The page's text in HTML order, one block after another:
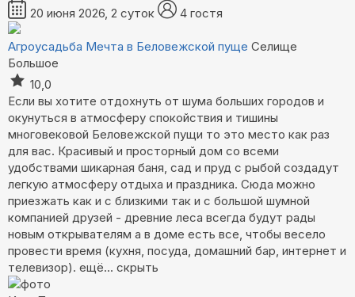
20 июня 2026, 2 суток
4 гостя
Агроусадьба Мечта в Беловежской пуще Селище
Большое
10,0
Если вы хотите отдохнуть от шума больших городов и
окунуться в атмосферу спокойствия и тишины
многовековой Беловежской пущи то это место как раз
для вас. Красивый и просторный дом со всеми
удобствами шикарная баня, сад и пруд с рыбой создадут
легкую атмосферу отдыха и праздника. Сюда можно
приезжать как и с близкими так и с большой шумной
компанией друзей - древние леса всегда будут рады
новым открывателям а в доме есть все, чтобы весело
провести время (кухня, посуда, домашний бар, интернет и
телевизор). ещё... скрыть